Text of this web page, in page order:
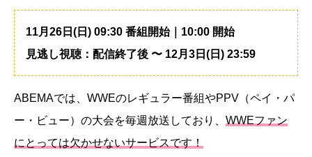
11月26日(日) 09:30 番組開始｜10:00 開始
見逃し視聴：配信終了後 〜 12月3日(日) 23:59
ABEMAでは、WWEのレギュラー番組やPPV（ペイ・パ
ー・ビュー）の大会を毎週放送しており、 WWEファン
にとっては欠かせないサービスです！